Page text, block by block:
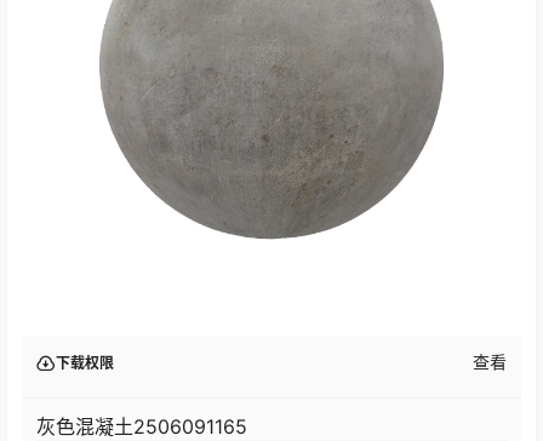
下载权限 查看
灰色混凝土2506091165